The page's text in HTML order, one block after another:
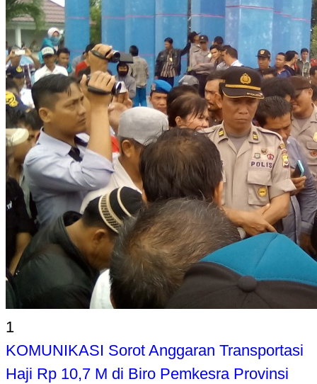
1
KOMUNIKASI Sorot Anggaran Transportasi
Haji Rp 10,7 M di Biro Pemkesra Provinsi